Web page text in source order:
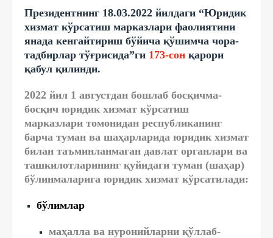
Президентнинг 18.03.2022 йилдаги “Юридик
хизмат кўрсатиш марказлари фаолиятини
янада кенгайтириш бўйича қўшимча чора-
тадбирлар тўғрисида”ги 173-сон қарори
қабул қилинди.
2022 йил 1 августдан бошлаб босқичма-
босқич юридик хизмат кўрсатиш
марказлари томонидан республиканинг
барча туман ва шаҳарларида юридик хизмат
билан таъминланмаган давлат органлари ва
ташкилотларининг қуйидаги туман (шаҳар)
бўлинмаларига юридик хизмат кўрсатилади:
бўлимлар
маҳалла ва нуронийларни қўллаб-